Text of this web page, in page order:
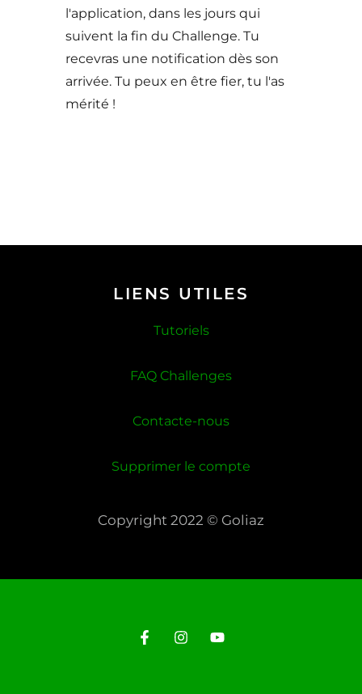
l'application, dans les jours qui
suivent la fin du Challenge. Tu
recevras une notification dès son
arrivée. Tu peux en être fier, tu l'as
mérité !
LIENS UTILES
Tutoriels
FAQ Challenges
Contacte-nous
Supprimer le compte
Copyright 2022 © Goliaz